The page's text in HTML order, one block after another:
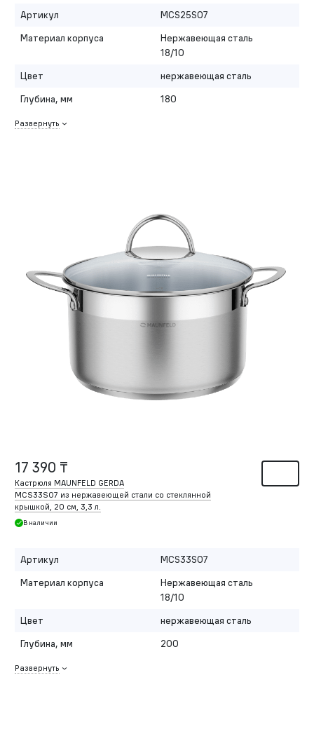
Артикул
MCS25S07
Материал корпуса
Нержавеющая сталь
18/10
Цвет
нержавеющая сталь
Глубина, мм
180
Развернуть
17 390 ₸
Кастрюля MAUNFELD GERDA
MCS33S07 из нержавеющей стали со стеклянной
крышкой, 20 см, 3,3 л.
В наличии
Артикул
MCS33S07
Материал корпуса
Нержавеющая сталь
18/10
Цвет
нержавеющая сталь
Глубина, мм
200
Развернуть